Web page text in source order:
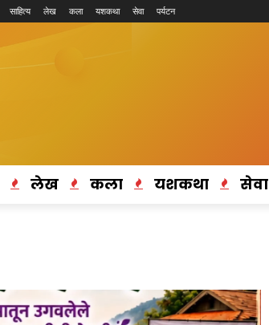
साहित्य लेख कला यशकथा सेवा पर्यटन
लेख कला यशकथा सेवा